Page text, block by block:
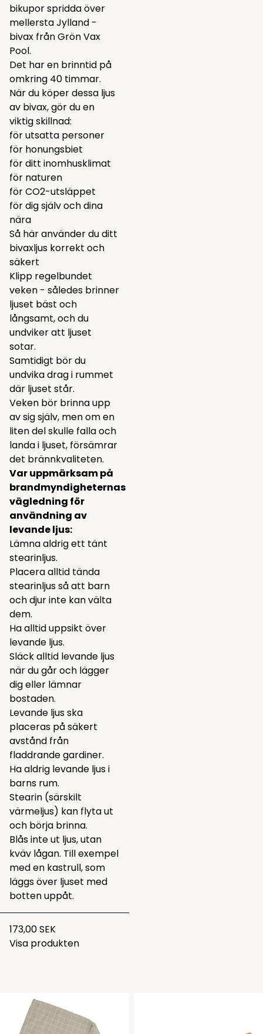
bikupor spridda över
mellersta Jylland -
bivax från Grön Vax
Pool.
Det har en brinntid på
omkring 40 timmar.
När du köper dessa ljus
av bivax, gör du en
viktig skillnad:
för utsatta personer
för honungsbiet
för ditt inomhusklimat
för naturen
för CO2-utsläppet
för dig själv och dina
nära
Så här använder du ditt
bivaxljus korrekt och
säkert
Klipp regelbundet
veken - således brinner
ljuset bäst och
långsamt, och du
undviker att ljuset
sotar.
Samtidigt bör du
undvika drag i rummet
där ljuset står.
Veken bör brinna upp
av sig själv, men om en
liten del skulle falla och
landa i ljuset, försämrar
det brännkvaliteten.
Var uppmärksam på
brandmyndigheternas
vägledning för
användning av
levande ljus:
Lämna aldrig ett tänt
stearinljus.
Placera alltid tända
stearinljus så att barn
och djur inte kan välta
dem.
Ha alltid uppsikt över
levande ljus.
Släck alltid levande ljus
när du går och lägger
dig eller lämnar
bostaden.
Levande ljus ska
placeras på säkert
avstånd från
fladdrande gardiner.
Ha aldrig levande ljus i
barns rum.
Stearin (särskilt
värmeljus) kan flyta ut
och börja brinna.
Blås inte ut ljus, utan
kväv lågan. Till exempel
med en kastrull, som
läggs över ljuset med
botten uppåt.
173,00 SEK
Visa produkten